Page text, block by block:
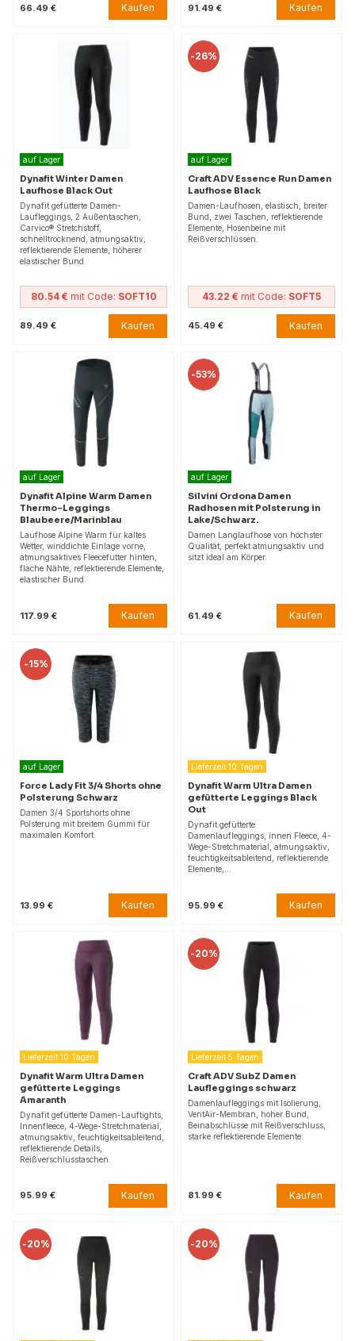
66.49 € Kaufen 91.49 € Kaufen
auf Lager
Dynafit Winter Damen
Laufhose Black Out
Dynafit gefütterte Damen-
Laufleggings, 2 Außentaschen,
Carvico® Stretchstoff,
schnelltrocknend, atmungsaktiv,
reflektierende Elemente, höherer
elastischer Bund.
80.54 € mit Code: SOFT10
89.49 € Kaufen
-26%
auf Lager
Craft ADV Essence Run Damen
Laufhose Black
Damen-Laufhosen, elastisch, breiter
Bund, zwei Taschen, reflektierende
Elemente, Hosenbeine mit
Reißverschlüssen.
43.22 € mit Code: SOFT5
45.49 € Kaufen
auf Lager
Dynafit Alpine Warm Damen
Thermo-Leggings
Blaubeere/Marinblau
Laufhose Alpine Warm für kaltes
Wetter, winddichte Einlage vorne,
atmungsaktives Fleecefutter hinten,
flache Nähte, reflektierende Elemente,
elastischer Bund.
117.99 € Kaufen
-53%
auf Lager
Silvini Ordona Damen
Radhosen mit Polsterung in
Lake/Schwarz.
Damen Langlaufhose von höchster
Qualität, perfekt atmungsaktiv und
sitzt ideal am Körper.
61.49 € Kaufen
-15%
auf Lager
Force Lady Fit 3/4 Shorts ohne
Polsterung Schwarz
Damen 3/4 Sportshorts ohne
Polsterung mit breitem Gummi für
maximalen Komfort.
13.99 € Kaufen
Lieferzeit 10 Tagen
Dynafit Warm Ultra Damen
gefütterte Leggings Black
Out
Dynafit gefütterte
Damenlaufleggings, innen Fleece, 4-
Wege-Stretchmaterial, atmungsaktiv,
feuchtigkeitsableitend, reflektierende
Elemente,…
95.99 € Kaufen
Lieferzeit 10 Tagen
Dynafit Warm Ultra Damen
gefütterte Leggings
Amaranth
Dynafit gefütterte Damen-Lauftights,
Innenfleece, 4-Wege-Stretchmaterial,
atmungsaktiv, feuchtigkeitsableitend,
reflektierende Details,
Reißverschlusstaschen.
95.99 € Kaufen
-20%
Lieferzeit 5 Tagen
Craft ADV SubZ Damen
Laufleggings schwarz
Damenlaufleggings mit Isolierung,
VentAir-Membran, hoher Bund,
Beinabschlüsse mit Reißverschluss,
starke reflektierende Elemente.
81.99 € Kaufen
-20% -20%